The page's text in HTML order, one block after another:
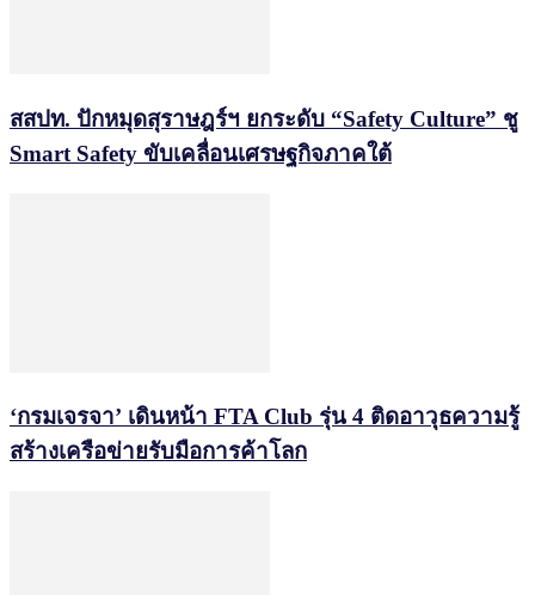
สสปท. ปักหมุดสุราษฎร์ฯ ยกระดับ “Safety Culture” ชู
Smart Safety ขับเคลื่อนเศรษฐกิจภาคใต้
‘กรมเจรจา’ เดินหน้า FTA Club รุ่น 4 ติดอาวุธความรู้
สร้างเครือข่ายรับมือการค้าโลก